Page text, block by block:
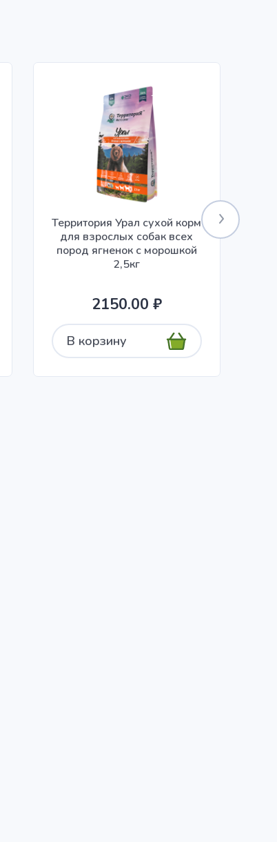
Территория Урал сухой корм
для взрослых собак всех
пород ягненок с морошкой
2,5кг
2150.00 ₽
В корзину